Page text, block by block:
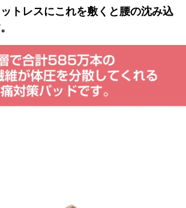
トレスにこれを敷くと腰の沈み込